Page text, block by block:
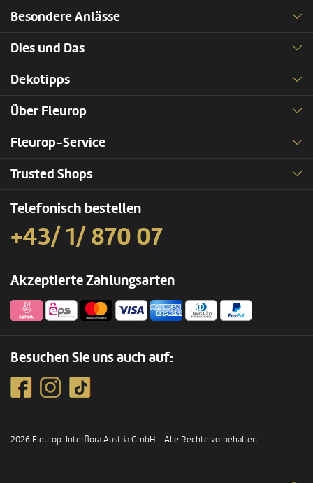
Besondere Anlässe
Dies und Das
Dekotipps
Über Fleurop
Fleurop-Service
Trusted Shops
Telefonisch bestellen
+43/ 1/ 870 07
Akzeptierte Zahlungsarten
Besuchen Sie uns auch auf:
2026 Fleurop-Interflora Austria GmbH - Alle Rechte vorbehalten